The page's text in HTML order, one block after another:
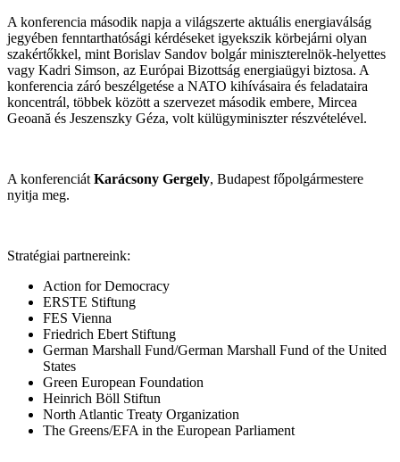
A konferencia második napja a világszerte aktuális energiaválság
jegyében fenntarthatósági kérdéseket igyekszik körbejárni olyan
szakértőkkel, mint Borislav Sandov bolgár miniszterelnök-helyettes
vagy Kadri Simson, az Európai Bizottság energiaügyi biztosa. A
konferencia záró beszélgetése a NATO kihívásaira és feladataira
koncentrál, többek között a szervezet második embere, Mircea
Geoană és Jeszenszky Géza, volt külügyminiszter részvételével.
A konferenciát Karácsony Gergely, Budapest főpolgármestere
nyitja meg.
Stratégiai partnereink:
Action for Democracy
ERSTE Stiftung
FES Vienna
Friedrich Ebert Stiftung
German Marshall Fund/German Marshall Fund of the United
States
Green European Foundation
Heinrich Böll Stiftun
North Atlantic Treaty Organization
The Greens/EFA in the European Parliament